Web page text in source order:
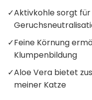
✓Aktivkohle sorgt
✓Feine Körnung
Klumpenbildung
✓Aloe Vera bietet
meiner Katze